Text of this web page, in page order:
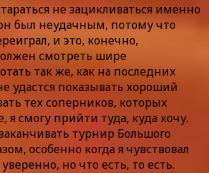
не зацикливаться именно
был неудачным, потому что
и это, конечно,
смотреть шире
так же, как на последних
удастся показывать хороший
тех соперников, которых
я смогу прийти туда, куда хочу.
турнир Большого
особенно когда я чувствовал
но что есть, то есть.